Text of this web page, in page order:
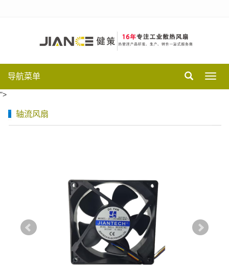
导航菜单
">
轴流风扇